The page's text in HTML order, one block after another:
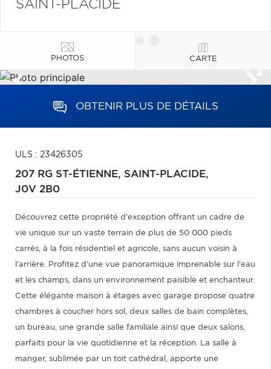
SAINT-PLACIDE
PHOTOS CARTE
OBTENIR PLUS DE DÉTAILS
ULS : 23426305
207 RG ST-ÉTIENNE, SAINT-PLACIDE,
J0V 2B0
Découvrez cette propriété d'exception offrant un cadre de
vie unique sur un vaste terrain de plus de 50 000 pieds
carrés, à la fois résidentiel et agricole, sans aucun voisin à
l'arrière. Profitez d'une vue panoramique imprenable sur l'eau
et les champs, dans un environnement paisible et enchanteur.
Cette élégante maison à étages avec garage propose quatre
chambres à coucher hors sol, deux salles de bain complètes,
un bureau, une grande salle familiale ainsi que deux salons,
parfaits pour la vie quotidienne et la réception. La salle à
manger, sublimée par un toit cathédral, apporte une